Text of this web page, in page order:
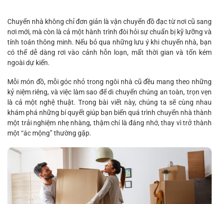
Chuyển nhà không chỉ đơn giản là vận chuyển đồ đạc từ nơi cũ sang
nơi mới, mà còn là cả một hành trình đòi hỏi sự chuẩn bị kỹ lưỡng và
tính toán thông minh. Nếu bỏ qua những lưu ý khi chuyển nhà, bạn
có thể dễ dàng rơi vào cảnh hỗn loạn, mất thời gian và tốn kém
ngoài dự kiến.
Mỗi món đồ, mỗi góc nhỏ trong ngôi nhà cũ đều mang theo những
kỷ niệm riêng, và việc làm sao để di chuyển chúng an toàn, trọn vẹn
là cả một nghệ thuật. Trong bài viết này, chúng ta sẽ cùng nhau
khám phá những bí quyết giúp bạn biến quá trình chuyển nhà thành
một trải nghiệm nhẹ nhàng, thậm chí là đáng nhớ, thay vì trở thành
một “ác mộng” thường gặp.